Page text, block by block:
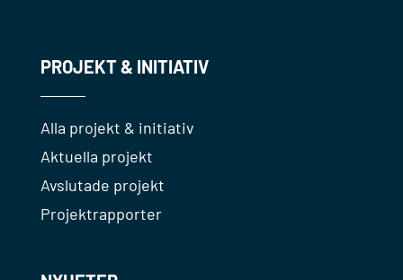
PROJEKT & INITIATIV
Alla projekt & initiativ
Aktuella projekt
Avslutade projekt
Projektrapporter